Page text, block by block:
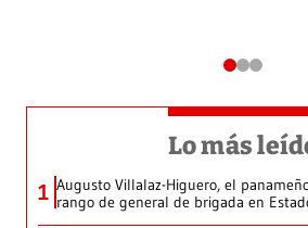
Lo más
1 Augusto Villalaz-Higuero, el
rango de general de brigada en